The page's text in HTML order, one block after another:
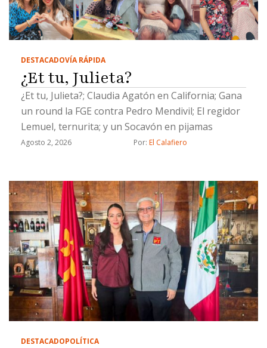
DESTACADOVÍA RÁPIDA
¿Et tu, Julieta?
¿Et tu, Julieta?; Claudia Agatón en California; Gana
un round la FGE contra Pedro Mendivil; El regidor
Lemuel, ternurita; y un Socavón en pijamas
Agosto 2, 2026 Por: El Calafiero
DESTACADOPOLÍTICA